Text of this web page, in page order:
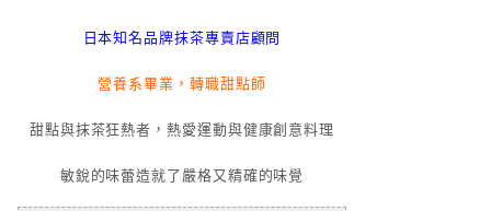
日本知名品牌抹茶專賣店顧問
營養系畢業，轉職甜點師
甜點與抹茶狂熱者，熱愛運動與健康創意料理
敏銳的味蕾造就了嚴格又精確的味覺